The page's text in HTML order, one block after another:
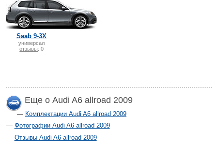
Saab 9-3X
универсал
отзывы: 0
Еще о Audi A6 allroad 2009
Комплектации Audi A6 allroad 2009
Фотографии Audi A6 allroad 2009
Отзывы Audi A6 allroad 2009